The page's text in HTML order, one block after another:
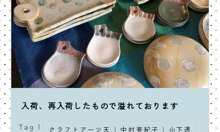
入荷、再入荷したもので溢れております
Tag | クラフトアーツ天 | 中村亜紀子 | 山下透